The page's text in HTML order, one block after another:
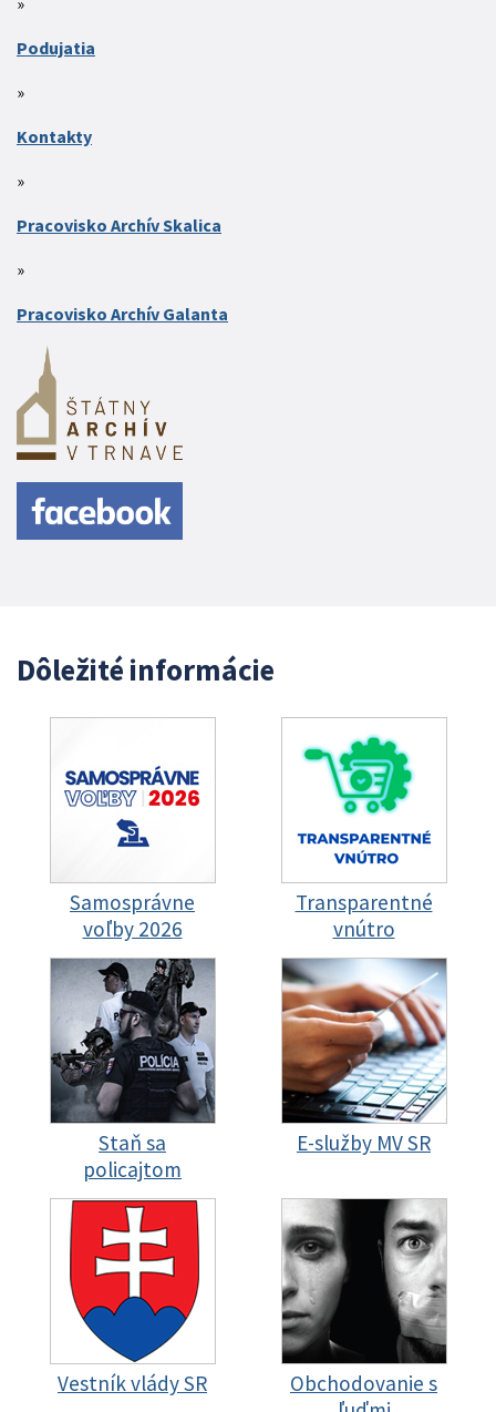
Podujatia
Kontakty
Pracovisko Archív Skalica
Pracovisko Archív Galanta
Dôležité informácie
Samosprávne
voľby 2026
Transparentné
vnútro
Staň sa
policajtom
E-služby MV SR
Vestník vlády SR
Obchodovanie s